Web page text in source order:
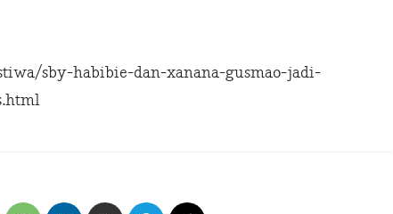
sby-habibie-dan-xanana-gusmao-jadi-